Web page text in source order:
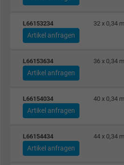
Laufzeit 15 Minuten
Zweck
Mithilfe dieser
verschiedenen
personalisierte
Name
Google Ad
L66153234 32 x 0,34
Artikel anfragen
L66153634 36 x 0,34
Artikel anfragen
L66154034 40 x 0,34
Artikel anfragen
L66154434 44 x 0,34
Artikel anfragen